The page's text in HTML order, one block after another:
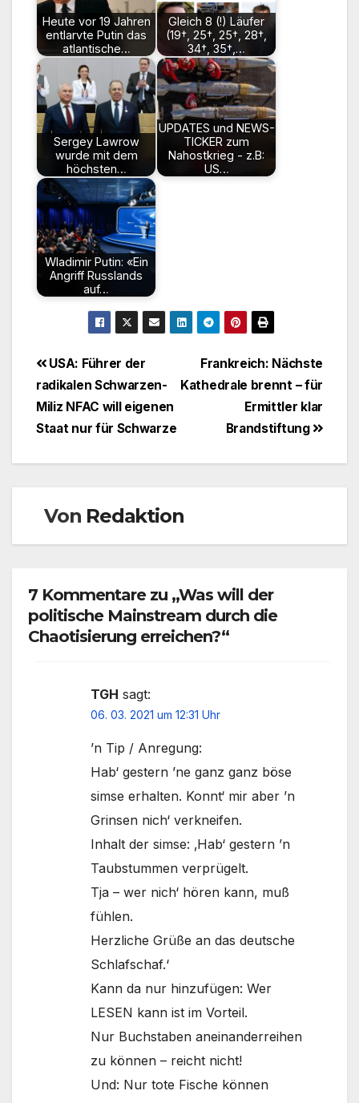
Heute vor 19 Jahren
entlarvte Putin das
atlantische…
Gleich 8 (!) Läufer
(19†, 25†, 25†, 28†,
34†, 35†,…
Sergey Lawrow
wurde mit dem
höchsten…
UPDATES und NEWS-
TICKER zum
Nahostkrieg - z.B:
US…
Wladimir Putin: «Ein
Angriff Russlands
auf…
Beitragsnavigation
Frankreich: Nächste
Kathedrale brennt – für
Ermittler klar
Brandstiftung
USA: Führer der
radikalen Schwarzen-
Miliz NFAC will eigenen
Staat nur für Schwarze
Von Redaktion
7 Kommentare zu „Was will der
politische Mainstream durch die
Chaotisierung erreichen?“
TGH sagt:
06. 03. 2021 um 12:31 Uhr
’n Tip / Anregung:
Hab‘ gestern ’ne ganz ganz böse
simse erhalten. Konnt‘ mir aber ’n
Grinsen nich‘ verkneifen.
Inhalt der simse: ‚Hab‘ gestern ’n
Taubstummen verprügelt.
Tja – wer nich‘ hören kann, muß
fühlen.
Herzliche Grüße an das deutsche
Schlafschaf.‘
Kann da nur hinzufügen: Wer
LESEN kann ist im Vorteil.
Nur Buchstaben aneinanderreihen
zu können – reicht nicht!
Und: Nur tote Fische können